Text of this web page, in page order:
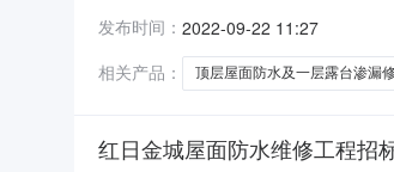
项目名称：国际文化商贸城
工内容包括屋面防水、一层
发布时间： 2022-09-22 11:27
相关产品：
顶层屋面防水及一层露台渗漏
红日金城屋面防水维修工程招